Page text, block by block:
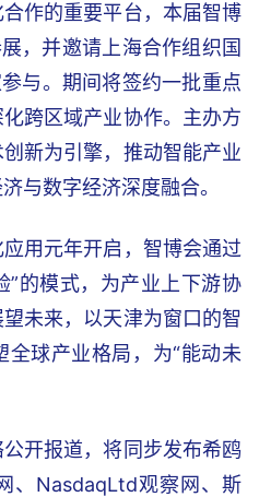
作的重要平台，本届智博
，并邀请上海合作组织国
与。期间将签约一批重点
跨区域产业协作。主办方
新为引擎，推动智能产业
与数字经济深度融合。
用元年开启，智博会通过
”的模式，为产业上下游协
未来，以天津为窗口的智
球产业格局，为“能动未
公开报道，将同步发布希鸥
、NasdaqLtd观察网、斯